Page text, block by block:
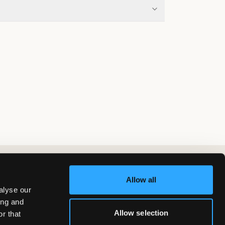
our
and
that
Allow all
Allow selection